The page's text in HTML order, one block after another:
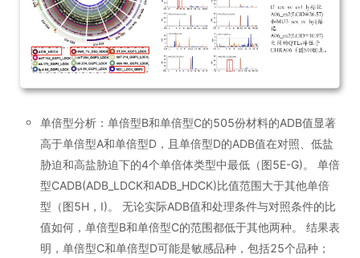
单倍型分析：单倍型B和单倍型C的505份材料的ADB值显著
高于单倍型A和单倍型D，且单倍型D的ADB值在对照、低盐
胁迫和高盐胁迫下的4个单倍体类型中最低（图5E-G)。 单倍
型CADB(ADB_LDCK和ADB_HDCK)比值范围大于其他单倍
型（图5H，I)。 无论实际ADB值和处理条件与对照条件的比
值如何，单倍型B和单倍型C的范围都低于其他两种。 结果表
明，单倍型C和单倍型D可能是敏感品种，包括25个品种；